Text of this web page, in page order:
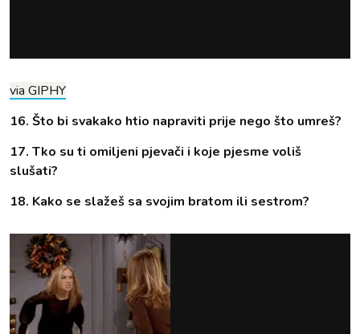
via GIPHY
16. Što bi svakako htio napraviti prije nego što umreš?
17. Tko su ti omiljeni pjevači i koje pjesme voliš
slušati?
18. Kako se slažeš sa svojim bratom ili sestrom?